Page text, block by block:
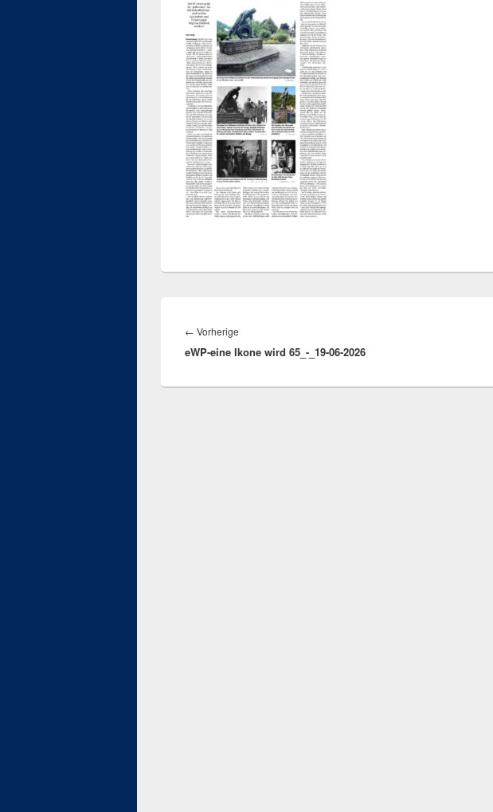
← Vorherige
Beitrag:
eWP-eine Ikone wird 65_-_19-06-2026